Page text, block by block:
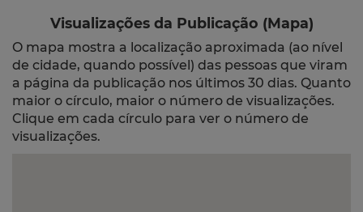
Visualizações da Publicação (Mapa)
O mapa mostra a localização aproximada (ao nível
de cidade, quando possível) das pessoas que viram
a página da publicação nos últimos 30 dias. Quanto
maior o círculo, maior o número de visualizações.
Clique em cada círculo para ver o número de
visualizações.